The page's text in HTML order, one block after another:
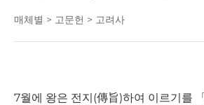
매체별 > 고문헌 > 고려사
7월에 왕은 전지(傳旨)하여 이르기를